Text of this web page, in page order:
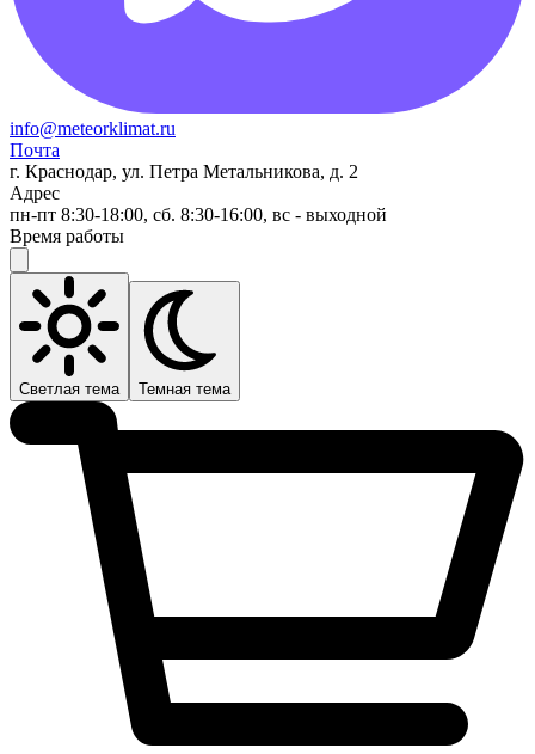
info@meteorklimat.ru
Почта
г. Краснодар, ул. Петра Метальникова, д. 2
Адрес
пн-пт 8:30-18:00, сб. 8:30-16:00, вс - выходной
Время работы
Светлая тема Темная тема